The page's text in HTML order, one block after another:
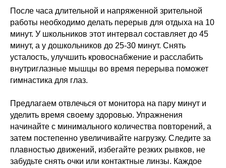
После часа длительной и напряженной зрительной
работы необходимо делать перерыв для отдыха на 10
минут. У школьников этот интервал составляет до 45
минут, а у дошкольников до 25-30 минут. Снять
усталость, улучшить кровоснабжение и расслабить
внутриглазные мышцы во время перерыва поможет
гимнастика для глаз.
Предлагаем отвлечься от монитора на пару минут и
уделить время своему здоровью. Упражнения
начинайте с минимального количества повторений, а
затем постепенно увеличивайте нагрузку. Следите за
плавностью движений, избегайте резких рывков, не
забудьте снять очки или контактные линзы. Каждое